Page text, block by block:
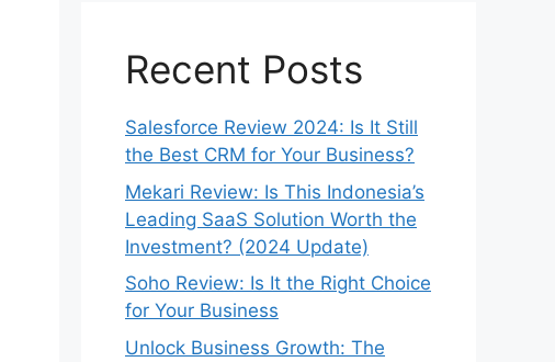
Recent Posts
Salesforce Review 2024: Is It Still
the Best CRM for Your Business?
Mekari Review: Is This Indonesia’s
Leading SaaS Solution Worth the
Investment? (2024 Update)
Soho Review: Is It the Right Choice
for Your Business
Unlock Business Growth: The